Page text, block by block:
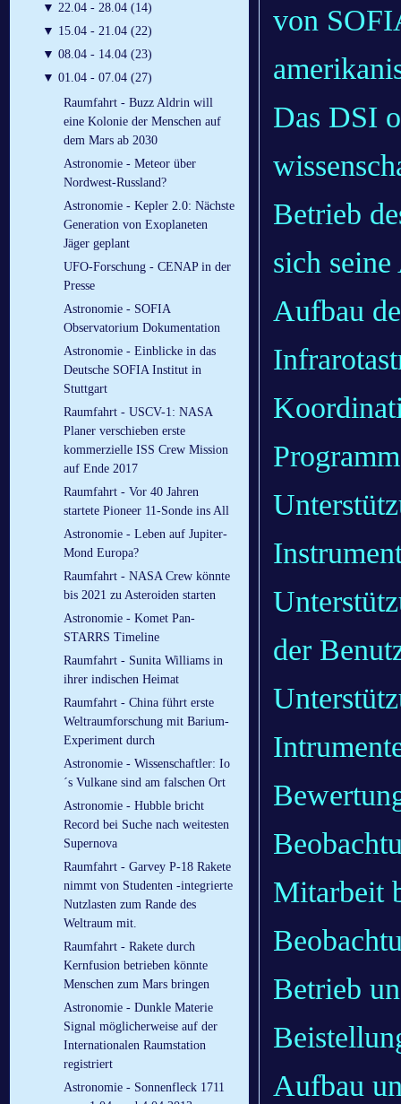
▼ 22.04 - 28.04 (14)
▼ 15.04 - 21.04 (22)
▼ 08.04 - 14.04 (23)
▼ 01.04 - 07.04 (27)
Raumfahrt - Buzz Aldrin will
eine Kolonie der Menschen auf
dem Mars ab 2030
Astronomie - Meteor über
Nordwest-Russland?
Astronomie - Kepler 2.0: Nächste
Generation von Exoplaneten
Jäger geplant
UFO-Forschung - CENAP in der
Presse
Astronomie - SOFIA
Observatorium Dokumentation
Astronomie - Einblicke in das
Deutsche SOFIA Institut in
Stuttgart
Raumfahrt - USCV-1: NASA
Planer verschieben erste
kommerzielle ISS Crew Mission
auf Ende 2017
Raumfahrt - Vor 40 Jahren
startete Pioneer 11-Sonde ins All
Astronomie - Leben auf Jupiter-
Mond Europa?
Raumfahrt - NASA Crew könnte
bis 2021 zu Asteroiden starten
Astronomie - Komet Pan-
STARRS Timeline
Raumfahrt - Sunita Williams in
ihrer indischen Heimat
Raumfahrt - China führt erste
Weltraumforschung mit Barium-
Experiment durch
Astronomie - Wissenschaftler: Io
´s Vulkane sind am falschen Ort
Astronomie - Hubble bricht
Record bei Suche nach weitesten
Supernova
Raumfahrt - Garvey P-18 Rakete
nimmt von Studenten -integrierte
Nutzlasten zum Rande des
Weltraum mit.
Raumfahrt - Rakete durch
Kernfusion betrieben könnte
Menschen zum Mars bringen
Astronomie - Dunkle Materie
Signal möglicherweise auf der
Internationalen Raumstation
registriert
Astronomie - Sonnenfleck 1711
von
Das DSI
Betrieb
sich
Aufbau
der
Mitarbeit
Betrieb
Aufbau